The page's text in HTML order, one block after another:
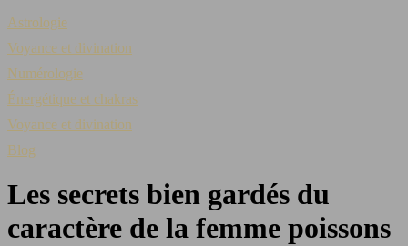
Astrologie
Voyance et divination
Numérologie
Énergétique et chakras
Voyance et divination
Blog
Les secrets bien gardés du
caractère de la femme poissons